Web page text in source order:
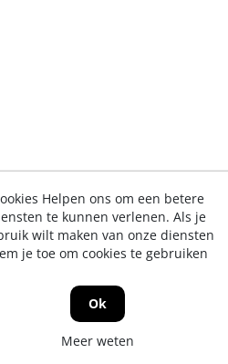
Helpen ons om een betere
te kunnen verlenen. Als je
wilt maken van onze diensten
je toe om cookies te gebruiken
Ok
Meer weten